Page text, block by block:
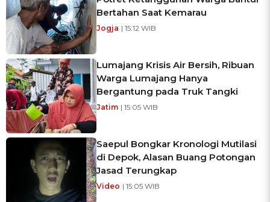
Bertahan Saat Kemarau
Jogja | 15:12 WIB
Lumajang Krisis Air Bersih, Ribuan
Warga Lumajang Hanya
Bergantung pada Truk Tangki
Jatim | 15:05 WIB
Saepul Bongkar Kronologi Mutilasi
di Depok, Alasan Buang Potongan
Jasad Terungkap
Video | 15:05 WIB